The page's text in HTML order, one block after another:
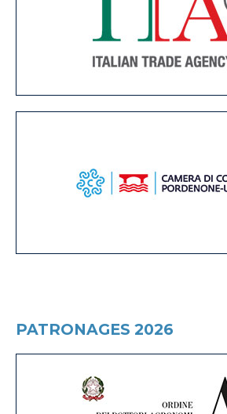
PATRONAGES 2026